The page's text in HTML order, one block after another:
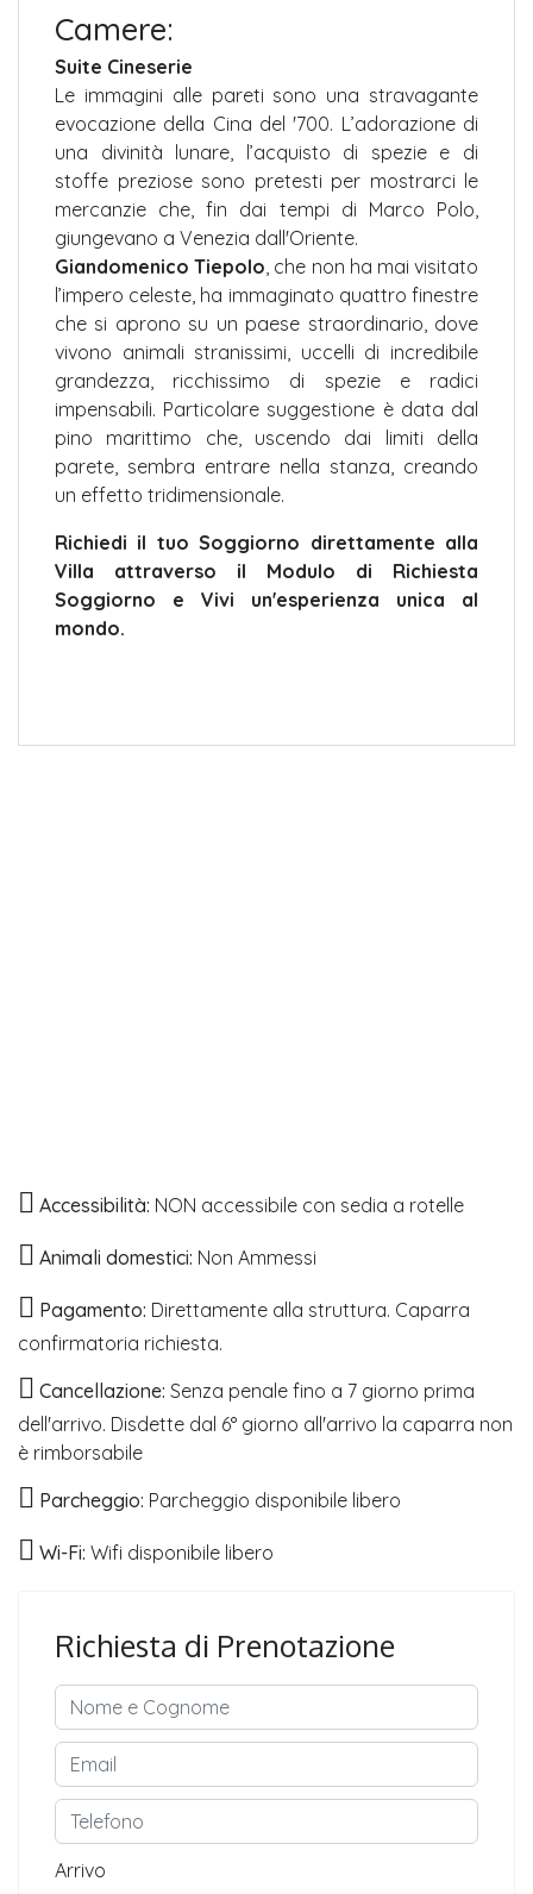
Camere:
Suite Cineserie
Le immagini alle pareti sono una stravagante
evocazione della Cina del '700. L’adorazione di
una divinità lunare, l’acquisto di spezie e di
stoffe preziose sono pretesti per mostrarci le
mercanzie che, fin dai tempi di Marco Polo,
giungevano a Venezia dall'Oriente.
Giandomenico Tiepolo, che non ha mai visitato
l’impero celeste, ha immaginato quattro finestre
che si aprono su un paese straordinario, dove
vivono animali stranissimi, uccelli di incredibile
grandezza, ricchissimo di spezie e radici
impensabili. Particolare suggestione è data dal
pino marittimo che, uscendo dai limiti della
parete, sembra entrare nella stanza, creando
un effetto tridimensionale.
Richiedi il tuo Soggiorno direttamente alla
Villa attraverso il Modulo di Richiesta
Soggiorno e Vivi un'esperienza unica al
mondo.
Accessibilità: NON accessibile con sedia a rotelle
Animali domestici: Non Ammessi
Pagamento: Direttamente alla struttura. Caparra
confirmatoria richiesta.
Cancellazione: Senza penale fino a 7 giorno prima
dell'arrivo. Disdette dal 6° giorno all'arrivo la caparra non
è rimborsabile
Parcheggio: Parcheggio disponibile libero
Wi-Fi: Wifi disponibile libero
Richiesta di Prenotazione
Arrivo